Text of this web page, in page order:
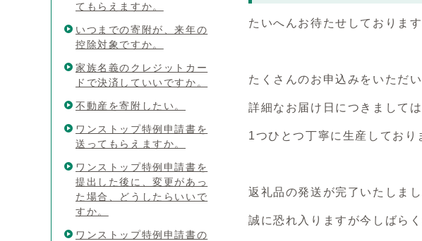
たいへんお待たせしております
たくさんのお申込みをいただい
詳細なお届け日につきまして
1つひとつ丁寧に生産しており
返礼品の発送が完了いたしま
誠に恐れ入りますが今しばら
てもらえますか。
いつまでの寄附が、来年の
控除対象ですか。
家族名義のクレジットカー
ドで決済していいですか。
不動産を寄附したい。
ワンストップ特例申請書を
送ってもらえますか。
ワンストップ特例申請書を
提出した後に、変更があっ
た場合、どうしたらいいで
すか。
ワンストップ特例申請書の